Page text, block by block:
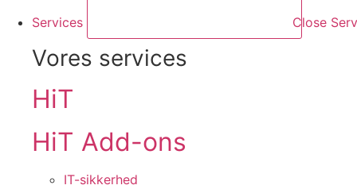
Services Close
Vores services
HiT
HiT Add-ons
IT-sikkerhed